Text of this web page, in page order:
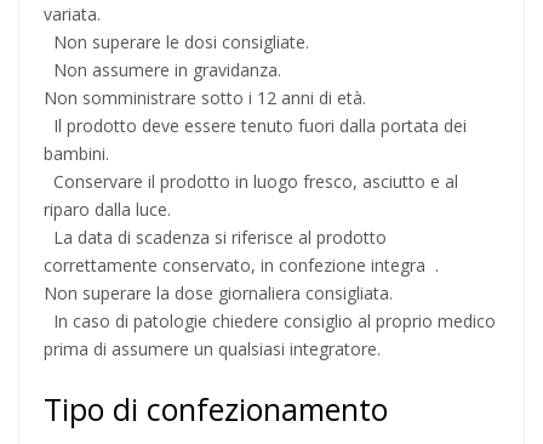
variata.
Non superare le dosi consigliate.
Non assumere in gravidanza.
Non somministrare sotto i 12 anni di età.
Il prodotto deve essere tenuto fuori dalla portata dei
bambini.
Conservare il prodotto in luogo fresco, asciutto e al
riparo dalla luce.
La data di scadenza si riferisce al prodotto
correttamente conservato, in confezione integra .
Non superare la dose giornaliera consigliata.
In caso di patologie chiedere consiglio al proprio medico
prima di assumere un qualsiasi integratore.
Tipo di confezionamento